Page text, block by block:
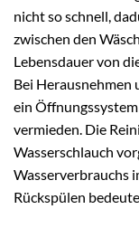
nicht so schnell,
zwischen den
Lebensdauer von
Bei Herausnehmen
ein
vermieden. Die
Wasserschlauch
Wasserverbrauchs
Rückspülen